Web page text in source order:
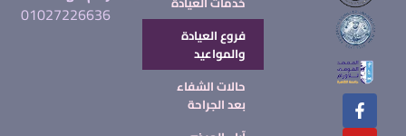
فروع العيادة
والمواعيد
حالات الشفاء
بعد الجراحة
01027226636